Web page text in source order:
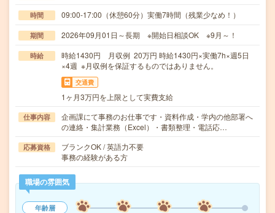
時間 09:00-17:00（休憩60分）実働7時間（残業少なめ！）
期間 2026年09月01日～長期 ※開始日相談OK ※9月～！
時給
時給1430円 月収例 20万円 時給1430円×実働7h×週5日
×4週 ※月収例を保証するものではありません。
交通費
1ヶ月3万円を上限として実費支給
仕事内容
企画課にて事務のお仕事です・資料作成・学内の他部署へ
の連絡・集計業務（Excel）・書類整理・電話応…
応募資格
ブランクOK / 英語力不要
事務の経験がある方
職場の雰囲気
年齢層